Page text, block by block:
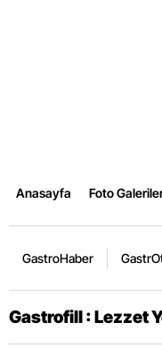
Anasayfa Foto
GastroHaber
Gastrofill : Lezzet